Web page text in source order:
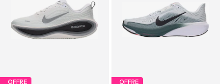
OFFRE OFFRE